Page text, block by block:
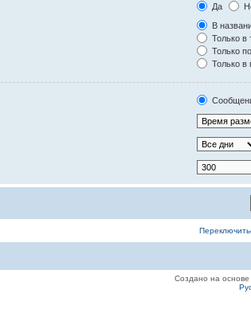
Да
В
Только в
Только
Только
Создано на основе